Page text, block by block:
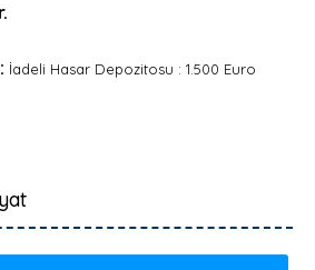
İadeli Hasar Depozitosu : 1.500 Euro